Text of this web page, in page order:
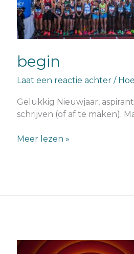
begin
Laat een reactie achter /
Gelukkig Nieuwjaar,
schrijven (of af te maken).
Meer lezen »
einde